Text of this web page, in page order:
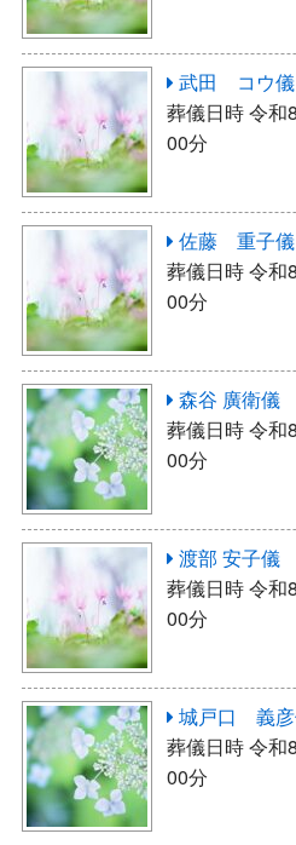
武田 コウ儀
葬儀日時 令和
00分
佐藤 重子儀
葬儀日時 令和
00分
森谷 廣衛儀
葬儀日時 令和
00分
渡部 安子儀
葬儀日時 令和
00分
城戸口 義
葬儀日時 令和
00分